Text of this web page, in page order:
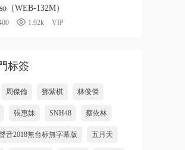
（WEB-132M）
1.92k VIP
标簽
周傑倫 鄧紫棋 林俊傑
張惠妹 SNH48 蔡依林
音2018無台标無字幕版 五月天